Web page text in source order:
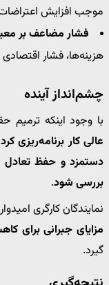
موجب افزایش
فشار مضاعف بر
هزینه‌ها، فشار
چشم‌انداز آینده
با وجود اینکه
عالی کار برنامه‌ریزی
دستمزد و حفظ تعادل
بررسی شود.
نمایندگان کارگری
مزایای جبرانی برای
گیرد.